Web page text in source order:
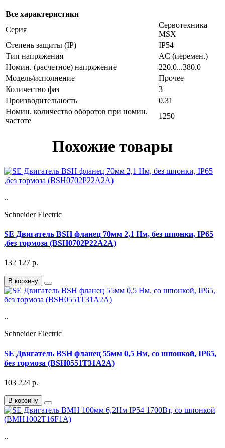
Все характеристики
Серия
Сервотехника
MSX
Степень защиты (IP)
IP54
Тип напряжения
AC (перемен.)
Номин. (расчетное) напряжение
220.0...380.0
Модель/исполнение
Прочее
Количество фаз
3
Производительность
0.31
Номин. количество оборотов при номин.
частоте
1250
Похожие товары
..
Schneider Electric
SE Двигатель BSH фланец 70мм 2,1 Нм, без шпонки, IP65
,без тормоза (BSH0702P22A2A)
132 127 р.
В корзину
..
Schneider Electric
SE Двигатель BSH фланец 55мм 0,5 Нм, со шпонкой, IP65,
без тормоза (BSH0551T31A2A)
103 224 р.
В корзину
..